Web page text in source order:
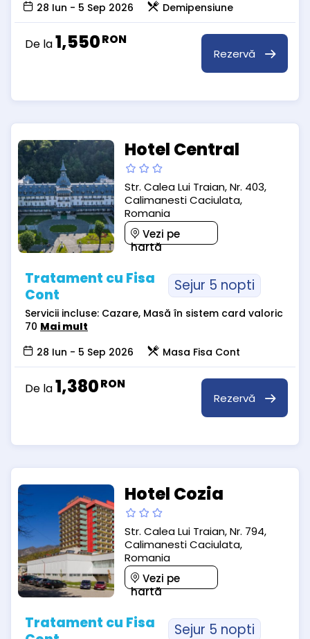
28 Iun - 5 Sep 2026
Demipensiune
De la1,550RON
Rezervă
Hotel Central
Str. Calea Lui Traian, Nr. 403,
Calimanesti Caciulata,
Romania
Vezi pe
hartă
Tratament cu Fisa
Cont
Sejur 5 nopti
Servicii incluse: Cazare, Masă în sistem card valoric
70 Mai mult
28 Iun - 5 Sep 2026
Masa Fisa Cont
De la1,380RON
Rezervă
Hotel Cozia
Str. Calea Lui Traian, Nr. 794,
Calimanesti Caciulata,
Romania
Vezi pe
hartă
Tratament cu Fisa
Sejur 5 nopti